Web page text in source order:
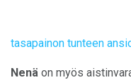
tasapainon tunteen
Nenä on myös